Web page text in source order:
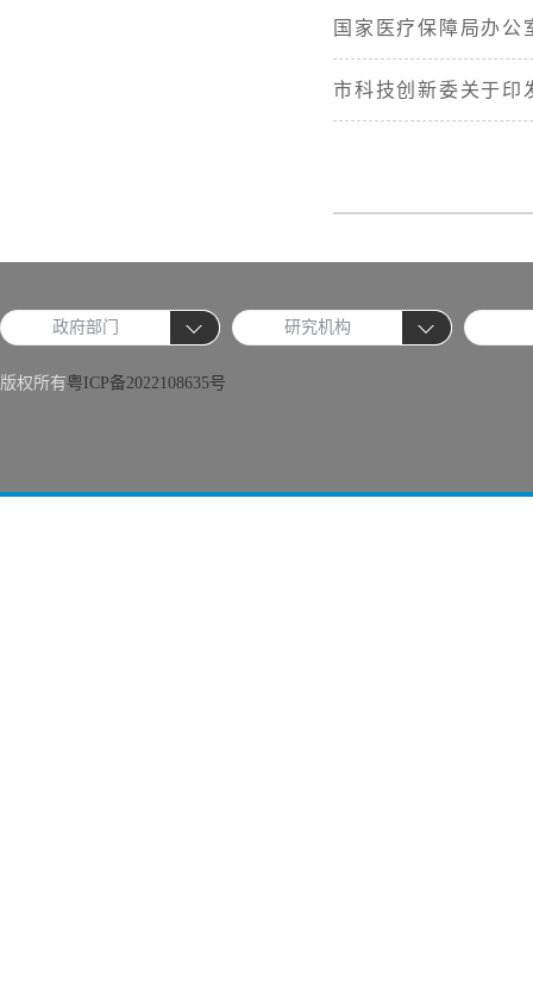
国家医疗保障局办
市科技创新委关于印
政府部门 研究机构
版权所有粤ICP备2022108635号